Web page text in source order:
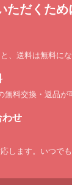
ただくため
、送料は無料にな
料交換・返品が
せ
します。いつで